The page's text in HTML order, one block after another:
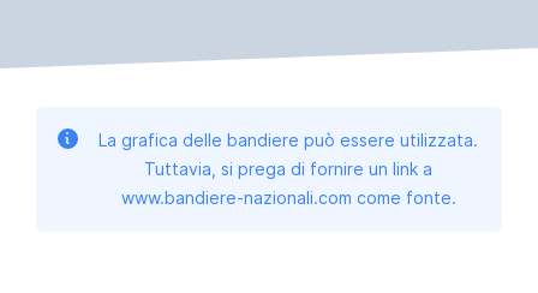
La grafica delle bandiere può essere utilizzata.
Tuttavia, si prega di fornire un link a
www.bandiere-nazionali.com come fonte.